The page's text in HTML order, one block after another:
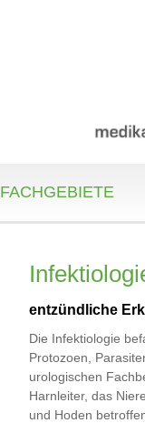
FACHGEBIETE
entzündliche
Die Infektiologie
Protozoen,
urologischen
Harnleiter, das
und Hoden